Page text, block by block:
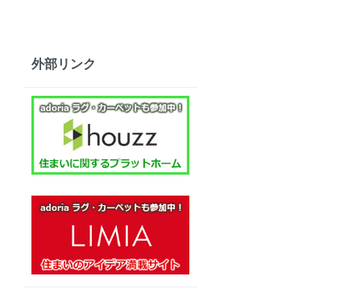
外部リンク